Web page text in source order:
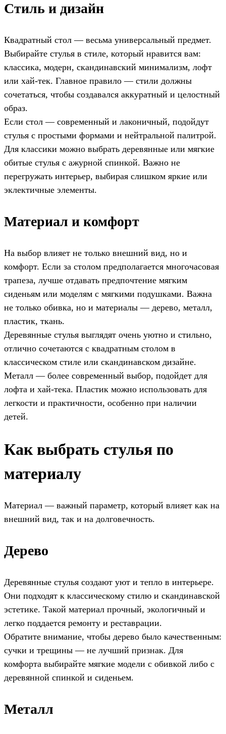
Стиль и дизайн
Квадратный стол — весьма универсальный предмет.
Выбирайте стулья в стиле, который нравится вам:
классика, модерн, скандинавский минимализм, лофт
или хай-тек. Главное правило — стили должны
сочетаться, чтобы создавался аккуратный и целостный
образ.
Если стол — современный и лаконичный, подойдут
стулья с простыми формами и нейтральной палитрой.
Для классики можно выбрать деревянные или мягкие
обитые стулья с ажурной спинкой. Важно не
перегружать интерьер, выбирая слишком яркие или
эклектичные элементы.
Материал и комфорт
На выбор влияет не только внешний вид, но и
комфорт. Если за столом предполагается многочасовая
трапеза, лучше отдавать предпочтение мягким
сиденьям или моделям с мягкими подушками. Важна
не только обивка, но и материалы — дерево, металл,
пластик, ткань.
Деревянные стулья выглядят очень уютно и стильно,
отлично сочетаются с квадратным столом в
классическом стиле или скандинавском дизайне.
Металл — более современный выбор, подойдет для
лофта и хай-тека. Пластик можно использовать для
легкости и практичности, особенно при наличии
детей.
Как выбрать стулья по
материалу
Материал — важный параметр, который влияет как на
внешний вид, так и на долговечность.
Дерево
Деревянные стулья создают уют и тепло в интерьере.
Они подходят к классическому стилю и скандинавской
эстетике. Такой материал прочный, экологичный и
легко поддается ремонту и реставрации.
Обратите внимание, чтобы дерево было качественным:
сучки и трещины — не лучший признак. Для
комфорта выбирайте мягкие модели с обивкой либо с
деревянной спинкой и сиденьем.
Металл